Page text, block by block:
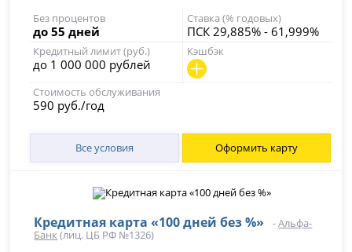
Без процентов
до 55 дней
Ставка (% годовых)
ПСК 29,885% - 61,999%
Кредитный лимит (руб.)
до 1 000 000 рублей
Кэшбэк
Стоимость обслуживания
590 руб./год
Все условия Оформить карту
Кредитная карта «100 дней без %» -Альфа-
Банк (лиц. ЦБ РФ №1326)